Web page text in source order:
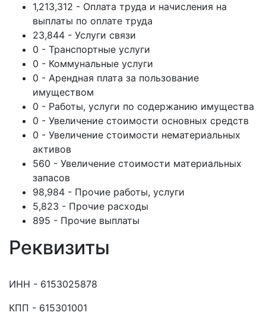
1,213,312 - Оплата труда и начисления на
выплаты по оплате труда
23,844 - Услуги связи
0 - Транспортные услуги
0 - Коммунальные услуги
0 - Арендная плата за пользование
имуществом
0 - Работы, услуги по содержанию имущества
0 - Увеличение стоимости основных средств
0 - Увеличение стоимости нематериальных
активов
560 - Увеличение стоимости материальных
запасов
98,984 - Прочие работы, услуги
5,823 - Прочие расходы
895 - Прочие выплаты
Реквизиты
ИНН - 6153025878
КПП - 615301001